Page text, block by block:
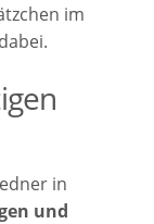
im
in
und